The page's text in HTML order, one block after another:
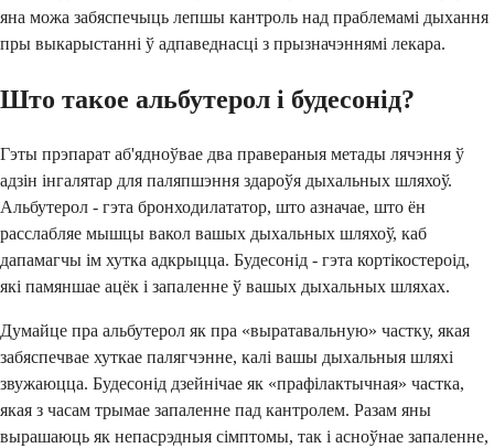
яна можа забяспечыць лепшы кантроль над праблемамі дыхання
пры выкарыстанні ў адпаведнасці з прызначэннямі лекара.
Што такое альбутерол і будесонід?
Гэты прэпарат аб'ядноўвае два правераныя метады лячэння ў
адзін інгалятар для паляпшэння здароўя дыхальных шляхоў.
Альбутерол - гэта бронходилататор, што азначае, што ён
расслабляе мышцы вакол вашых дыхальных шляхоў, каб
дапамагчы ім хутка адкрыцца. Будесонід - гэта кортікостероід,
які памяншае ацёк і запаленне ў вашых дыхальных шляхах.
Думайце пра альбутерол як пра «выратавальную» частку, якая
забяспечвае хуткае палягчэнне, калі вашы дыхальныя шляхі
звужаюцца. Будесонід дзейнічае як «прафілактычная» частка,
якая з часам трымае запаленне пад кантролем. Разам яны
вырашаюць як непасрэдныя сімптомы, так і асноўнае запаленне,